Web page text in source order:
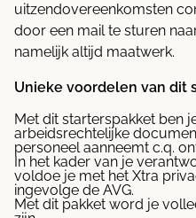
uitzendovereenkomsten
door een mail te sturen
namelijk altijd maatwerk.
Unieke voordelen van dit
Met dit starterspakket ben
arbeidsrechtelijke
personeel aanneemt c.q.
In het kader van je
voldoe je met het Xtra
ingevolge de AVG.
Met dit pakket word je